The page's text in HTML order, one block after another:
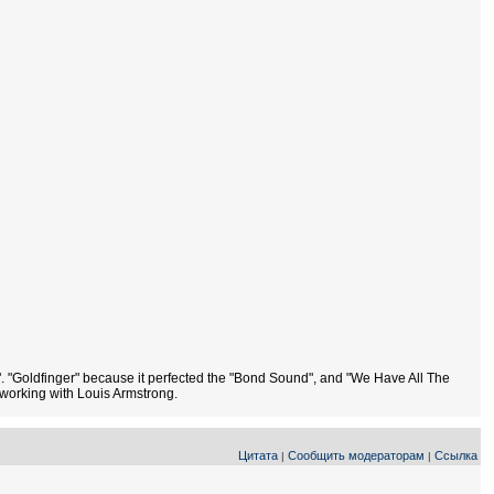
because it perfected the "Bond Sound", and "We Have All The
with Louis Armstrong.
Цитата | Сообщить модераторам | Ссылка